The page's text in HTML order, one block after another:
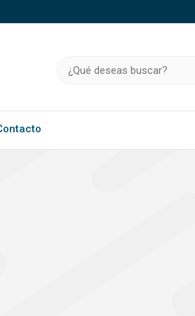
confidencial solo en este tipo de